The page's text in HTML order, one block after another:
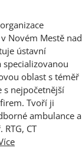
Novém Mestě nad
ústavní
oblast s téměř
s nejpočetnější
Tvoří ji
ambulance a
CT